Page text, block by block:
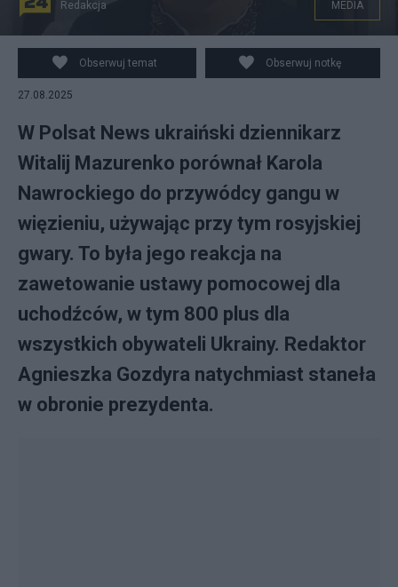
Redakcja MEDIA
Obserwuj temat Obserwuj notkę
27.08.2025
W Polsat News ukraiński dziennikarz
Witalij Mazurenko porównał Karola
Nawrockiego do przywódcy gangu w
więzieniu, używając przy tym rosyjskiej
gwary. To była jego reakcja na
zawetowanie ustawy pomocowej dla
uchodźców, w tym 800 plus dla
wszystkich obywateli Ukrainy. Redaktor
Agnieszka Gozdyra natychmiast staneła
w obronie prezydenta.